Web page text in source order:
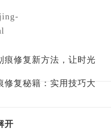
痕修复新方法，让时光
修复秘籍：实用技巧大
开